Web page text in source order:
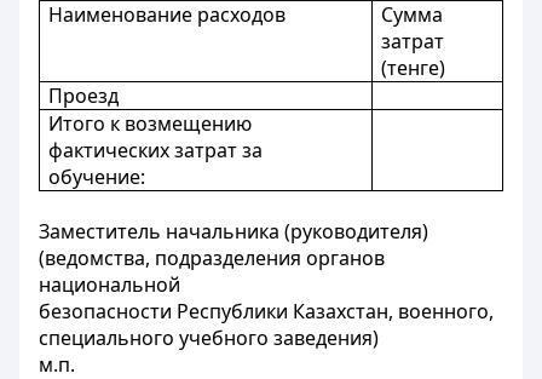
Наименование расходов
Сумма
затрат
(тенге)
Проезд
Итого к возмещению
фактических затрат за
обучение:
Заместитель начальника (руководителя)
(ведомства, подразделения органов
национальной
безопасности Республики Казахстан, военного,
специального учебного заведения)
м.п.